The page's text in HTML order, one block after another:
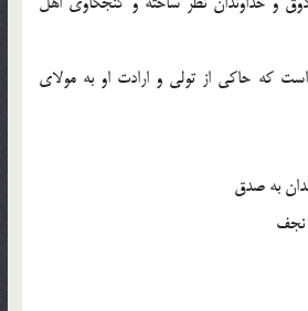
(2) خواجه است که حاکي از تولي و ارادت او به مولاي
به صدق
نجف